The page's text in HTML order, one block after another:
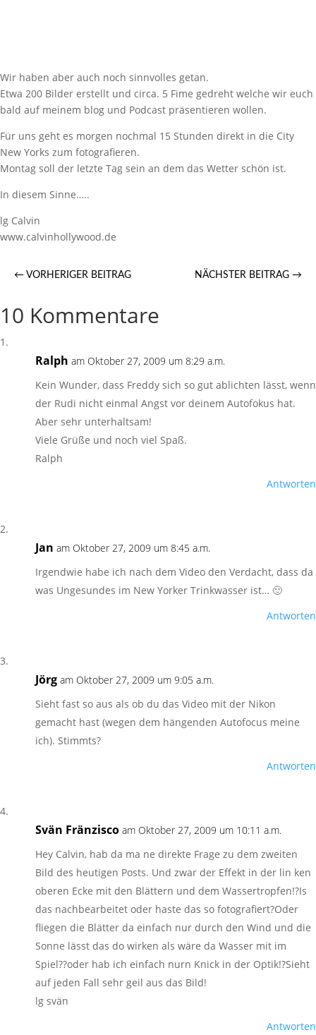
Wir haben aber auch noch sinnvolles getan.
Etwa 200 Bilder erstellt und circa. 5 Fime gedreht welche wir euch
bald auf meinem blog und Podcast präsentieren wollen.
Für uns geht es morgen nochmal 15 Stunden direkt in die City
New Yorks zum fotografieren.
Montag soll der letzte Tag sein an dem das Wetter schön ist.
In diesem Sinne…..
lg Calvin
www.calvinhollywood.de
← VORHERIGER BEITRAG NÄCHSTER BEITRAG →
10 Kommentare
Ralph am Oktober 27, 2009 um 8:29 a.m.
Kein Wunder, dass Freddy sich so gut ablichten lässt, wenn
der Rudi nicht einmal Angst vor deinem Autofokus hat.
Aber sehr unterhaltsam!
Viele Grüße und noch viel Spaß.
Ralph
Antworten
Jan am Oktober 27, 2009 um 8:45 a.m.
Irgendwie habe ich nach dem Video den Verdacht, dass da
was Ungesundes im New Yorker Trinkwasser ist… 🙂
Antworten
Jörg am Oktober 27, 2009 um 9:05 a.m.
Sieht fast so aus als ob du das Video mit der Nikon
gemacht hast (wegen dem hängenden Autofocus meine
ich). Stimmts?
Antworten
Svän Fränzisco am Oktober 27, 2009 um 10:11 a.m.
Hey Calvin, hab da ma ne direkte Frage zu dem zweiten
Bild des heutigen Posts. Und zwar der Effekt in der lin ken
oberen Ecke mit den Blättern und dem Wassertropfen!?Is
das nachbearbeitet oder haste das so fotografiert?Oder
fliegen die Blätter da einfach nur durch den Wind und die
Sonne lässt das do wirken als wäre da Wasser mit im
Spiel??oder hab ich einfach nurn Knick in der Optik!?Sieht
auf jeden Fall sehr geil aus das Bild!
lg svän
Antworten